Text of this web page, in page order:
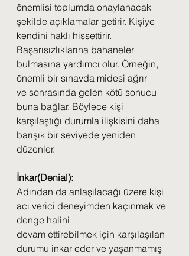
önemlisi toplumda onaylanacak
şekilde açıklamalar getirir. Kişiye
kendini haklı hissettirir.
Başarısızlıklarına bahaneler
bulmasına yardımcı olur. Örneğin,
önemli bir sınavda midesi ağrır
ve sonrasında gelen kötü sonucu
buna bağlar. Böylece kişi
karşılaştığı durumla ilişkisini daha
barışık bir seviyede yeniden
düzenler.
İnkar(Denial):
Adından da anlaşılacağı üzere kişi
acı verici deneyimden kaçınmak ve
denge halini
devam ettirebilmek için karşılaşılan
durumu inkar eder ve yaşanmamış